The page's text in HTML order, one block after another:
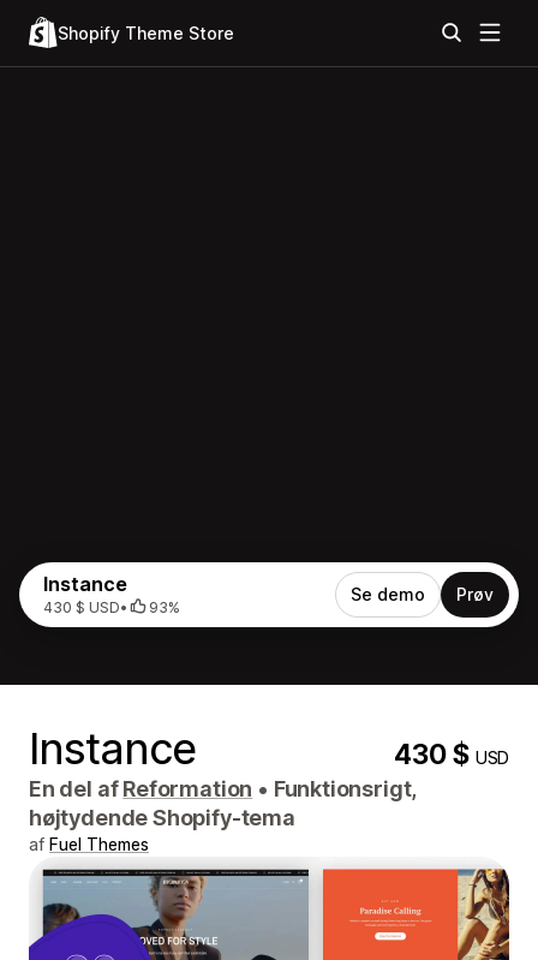
Shopify Theme Store
Instance
430 $ USD• 93%
Se demo Prøv
Instance 430 $USD
En del afReformation • Funktionsrigt,
højtydende Shopify-tema
af Fuel Themes